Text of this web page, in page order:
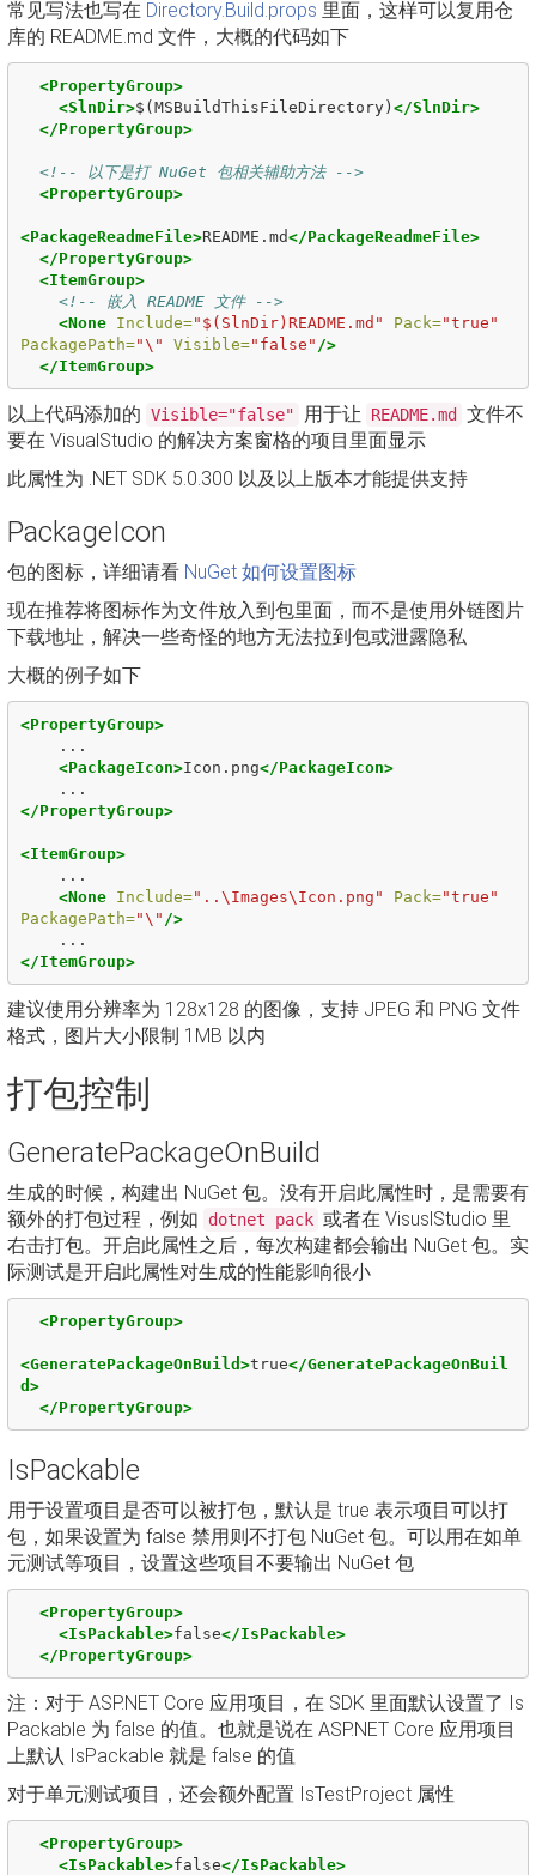
常见写法也写在 Directory.Build.props 里面，这样可以复用仓
库的 README.md 文件，大概的代码如下
<PropertyGroup>
<SlnDir>$(MSBuildThisFileDirectory) </SlnDir>
</PropertyGroup>
<!-- 以下是打 NuGet 包相关辅助方法 -->
<PropertyGroup>
<PackageReadmeFile>README.md</PackageReadmeFile>
</PropertyGroup>
<ItemGroup>
<!-- 嵌入 README 文件 -->
<None
Include="$(SlnDir)README.md" Pack="true"
PackagePath="\" Visible="false" />
</ItemGroup>
以上代码添加的 Visible="false" 用于让 README.md
文件不
要在 VisualStudio 的解决方案窗格的项目里面显示
此属性为 .NET SDK 5.0.300 以及以上版本才能提供支持
PackageIcon
包的图标，详细请看 NuGet 如何设置图标
现在推荐将图标作为文件放入到包里面，而不是使用外链图片
下载地址，解决一些奇怪的地方无法拉到包或泄露隐私
大概的例子如下
<PropertyGroup>
<PackageIcon>Icon.png</PackageIcon>
</PropertyGroup>
<ItemGroup>
<None
Include="..\Images\Icon.png" Pack="true"
PackagePath="\" />
</ItemGroup>
建议使用分辨率为 128x128 的图像，支持 JPEG 和 PNG 文件
格式，图片大小限制 1MB 以内
打包控制
GeneratePackageOnBuild
生成的时候，构建出 NuGet 包。没有开启此属性时，是需要有
额外的打包过程，例如
dotnet pack 或者在 VisuslStudio 里
右击打包。开启此属性之后，每次构建都会输出 NuGet 包。实
际测试是开启此属性对生成的性能影响很小
<PropertyGroup>
<GeneratePackageOnBuild>true</GeneratePackageOnBuil
d>
</PropertyGroup>
IsPackable
用于设置项目是否可以被打包，默认是 true 表示项目可以打
包，如果设置为 false 禁用则不打包 NuGet 包。可以用在如单
元测试等项目，设置这些项目不要输出 NuGet 包
<PropertyGroup>
<IsPackable>false</IsPackable>
</PropertyGroup>
注：对于 ASP.NET Core 应用项目，在 SDK 里面默认设置了 Is
Packable 为 false 的值。也就是说在 ASP.NET Core 应用项目
上默认 IsPackable 就是 false 的值
对于单元测试项目，还会额外配置 IsTestProject 属性
<PropertyGroup>
<IsPackable>false</IsPackable>